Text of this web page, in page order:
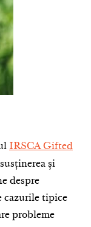
IRSCA Gifted
și
despre
cazurile tipice
probleme